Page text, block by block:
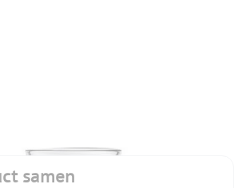
samen